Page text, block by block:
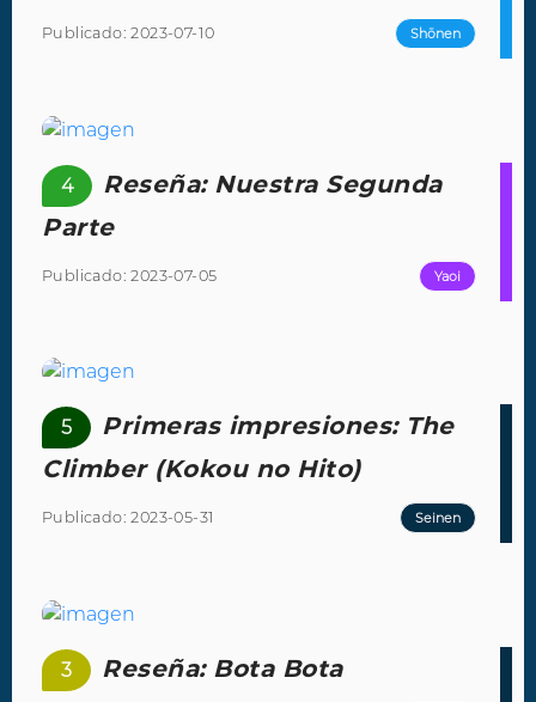
Publicado: 2023-07-10 Shōnen
4
Reseña: Nuestra Segunda
Parte
Publicado: 2023-07-05 Yaoi
5
Primeras impresiones: The
Climber (Kokou no Hito)
Publicado: 2023-05-31 Seinen
3 Reseña: Bota Bota